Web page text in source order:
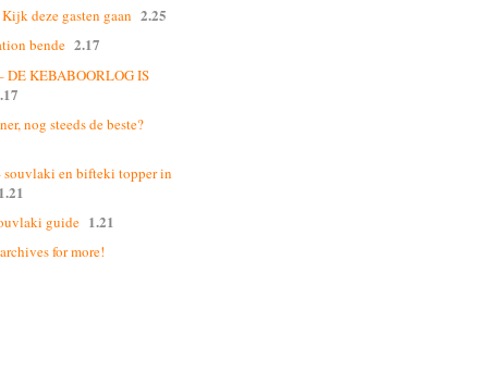
deze gasten gaan 2.25
bende 2.17
DE KEBABOORLOG IS
nog steeds de beste?
souvlaki en bifteki topper in
guide 1.21
for more!